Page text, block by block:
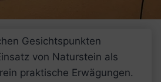
Gesichtspunkten
von Naturstein als
praktische Erwägungen.